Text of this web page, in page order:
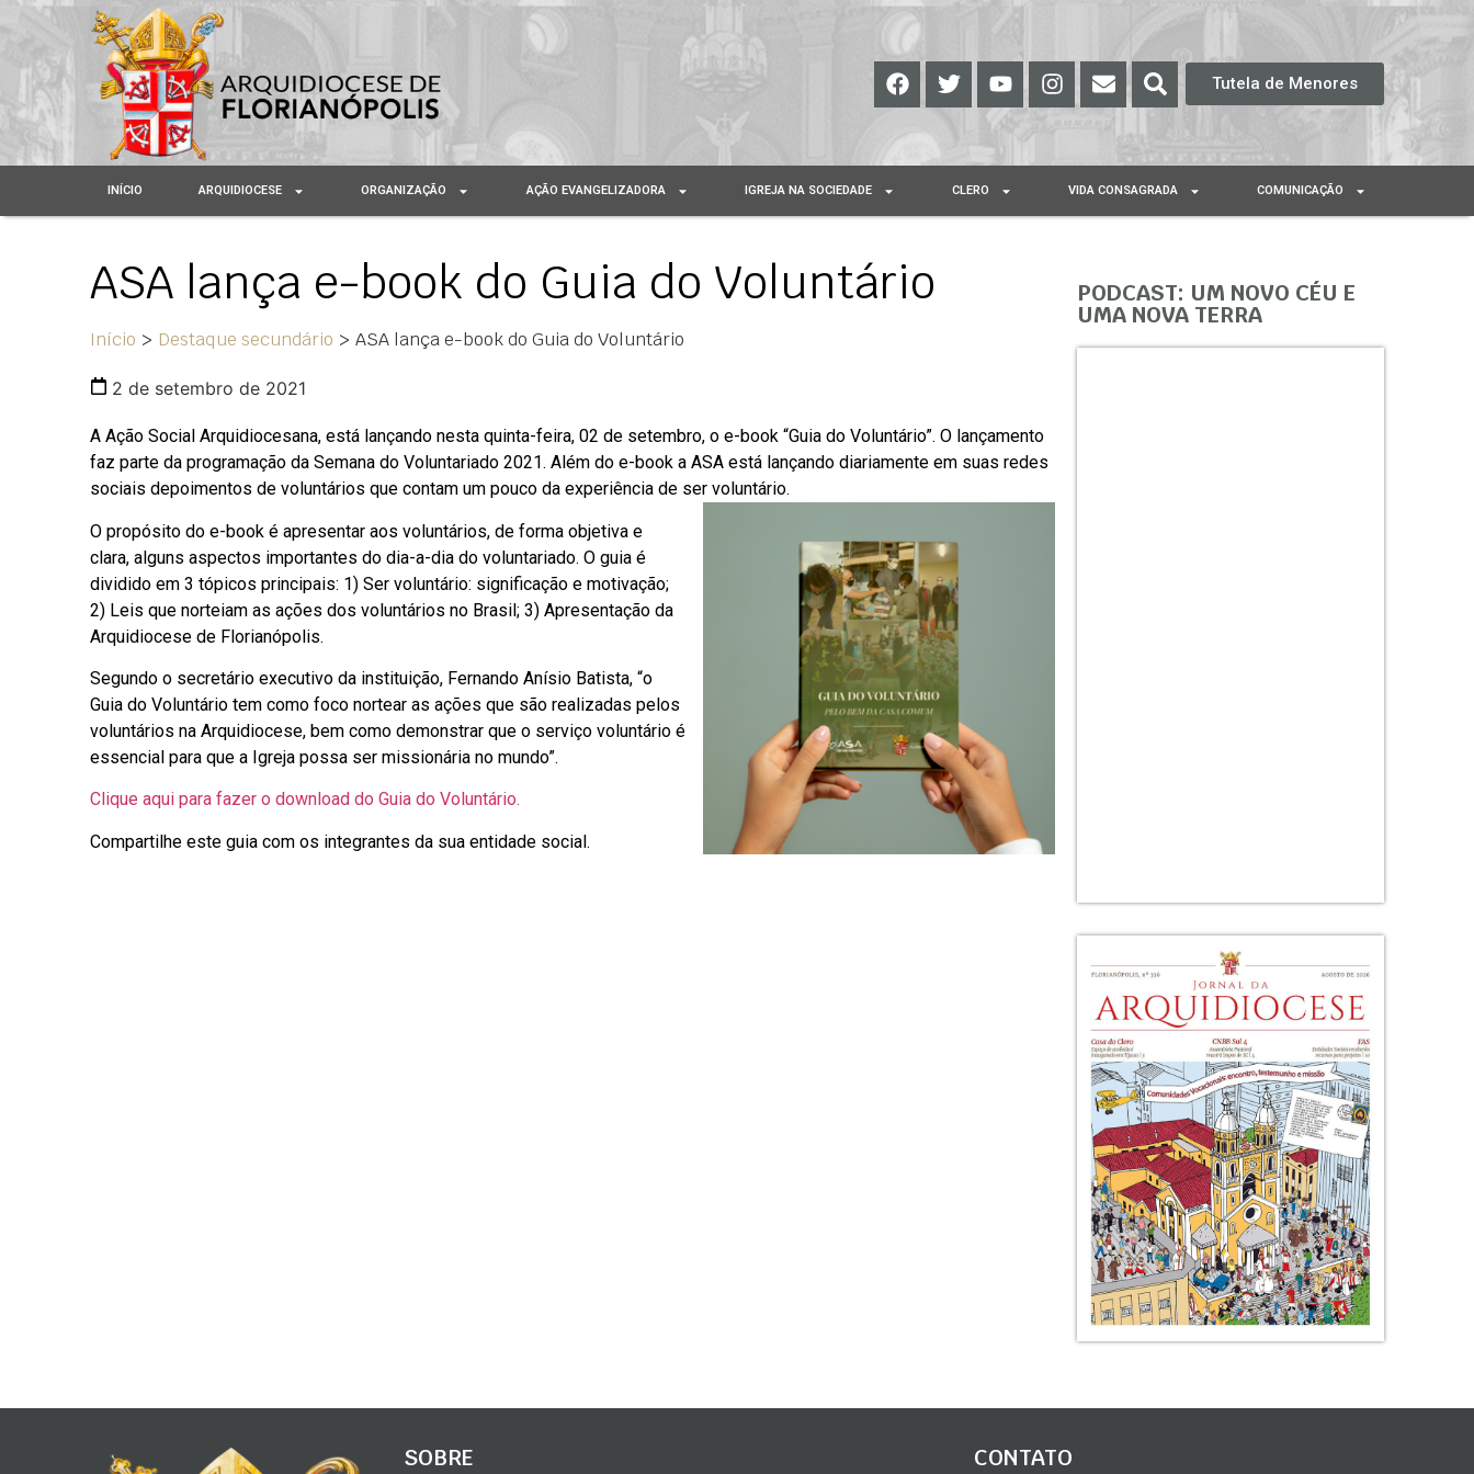
Tutela de Menores
INÍCIO ARQUIDIOCESE ORGANIZAÇÃO AÇÃO EVANGELIZADORA IGREJA NA SOCIEDADE CLERO VIDA CONSAGRADA COMUNICAÇÃO
ASA lança e-book do Guia do Voluntário
Início > Destaque secundário > ASA lança e-book do Guia do Voluntário
2 de setembro de 2021
A Ação Social Arquidiocesana, está lançando nesta quinta-feira, 02 de setembro, o e-book “Guia do Voluntário”. O lançamento
faz parte da programação da Semana do Voluntariado 2021. Além do e-book a ASA está lançando diariamente em suas redes
sociais depoimentos de voluntários que contam um pouco da experiência de ser voluntário.
O propósito do e-book é apresentar aos voluntários, de forma objetiva e
clara, alguns aspectos importantes do dia-a-dia do voluntariado. O guia é
dividido em 3 tópicos principais: 1) Ser voluntário: significação e motivação;
2) Leis que norteiam as ações dos voluntários no Brasil; 3) Apresentação da
Arquidiocese de Florianópolis.
Segundo o secretário executivo da instituição, Fernando Anísio Batista, “o
Guia do Voluntário tem como foco nortear as ações que são realizadas pelos
voluntários na Arquidiocese, bem como demonstrar que o serviço voluntário é
essencial para que a Igreja possa ser missionária no mundo”.
Clique aqui para fazer o download do Guia do Voluntário.
Compartilhe este guia com os integrantes da sua entidade social.
PODCAST: UM NOVO CÉU E
UMA NOVA TERRA
SOBRE CONTATO